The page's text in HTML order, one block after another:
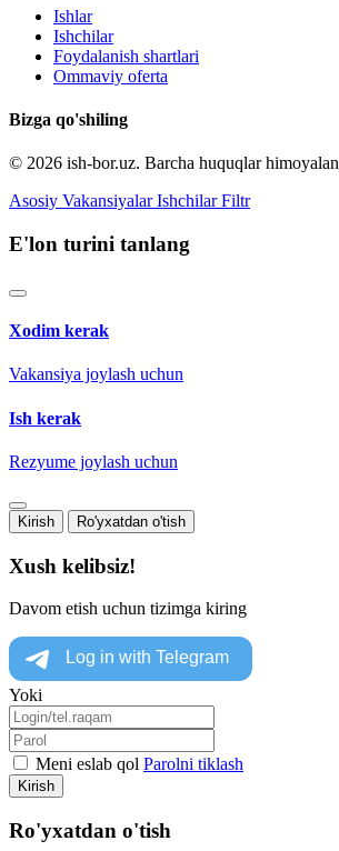
Ishlar
Ishchilar
Foydalanish shartlari
Ommaviy oferta
Bizga qo'shiling
© 2026 ish-bor.uz. Barcha huquqlar
Asosiy Vakansiyalar Ishchilar Filtr
E'lon turini tanlang
Xodim kerak
Vakansiya joylash uchun
Ish kerak
Rezyume joylash uchun
Kirish Ro'yxatdan o'tish
Xush kelibsiz!
Davom etish uchun tizimga kiring
Yoki
Meni eslab qol Parolni tiklash
Kirish
Ro'yxatdan o'tish